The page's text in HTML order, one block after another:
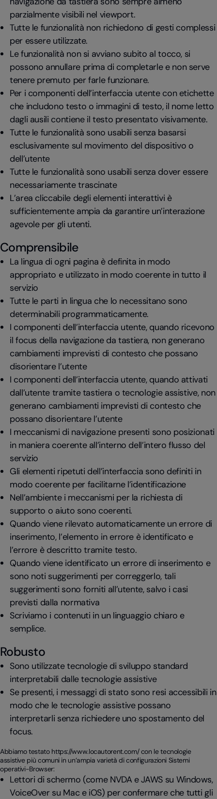
parzialmente visibili nel viewport.
Tutte le funzionalità non richiedono di gesti complessi
per essere utilizzate.
Le funzionalità non si avviano subito al tocco, si
possono annullare prima di completarle e non serve
tenere premuto per farle funzionare.
Per i componenti dell’interfaccia utente con etichette
che includono testo o immagini di testo, il nome letto
dagli ausili contiene il testo presentato visivamente.
Tutte le funzionalità sono usabili senza basarsi
esclusivamente sul movimento del dispositivo o
dell’utente
Tutte le funzionalità sono usabili senza dover essere
necessariamente trascinate
L’area cliccabile degli elementi interattivi è
sufficientemente ampia da garantire un’interazione
agevole per gli utenti.
Comprensibile
La lingua di ogni pagina è definita in modo
appropriato e utilizzato in modo coerente in tutto il
servizio
Tutte le parti in lingua che lo necessitano sono
determinabili programmaticamente.
I componenti dell’interfaccia utente, quando ricevono
il focus della navigazione da tastiera, non generano
cambiamenti imprevisti di contesto che possano
disorientare l’utente
I componenti dell’interfaccia utente, quando attivati
dall’utente tramite tastiera o tecnologie assistive, non
generano cambiamenti imprevisti di contesto che
possano disorientare l’utente
I meccanismi di navigazione presenti sono posizionati
in maniera coerente all’interno dell’intero flusso del
servizio
Gli elementi ripetuti dell’interfaccia sono definiti in
modo coerente per facilitarne l’identificazione
Nell’ambiente i meccanismi per la richiesta di
supporto o aiuto sono coerenti.
Quando viene rilevato automaticamente un errore di
inserimento, l’elemento in errore è identificato e
l’errore è descritto tramite testo.
Quando viene identificato un errore di inserimento e
sono noti suggerimenti per correggerlo, tali
suggerimenti sono forniti all’utente, salvo i casi
previsti dalla normativa
Scriviamo i contenuti in un linguaggio chiaro e
semplice.
Robusto
Sono utilizzate tecnologie di sviluppo standard
interpretabili dalle tecnologie assistive
Se presenti, i messaggi di stato sono resi accessibili in
modo che le tecnologie assistive possano
interpretarli senza richiedere uno spostamento del
focus.
Abbiamo testato https://www.locautorent.com/ con le tecnologie
assistive più comuni in un’ampia varietà di configurazioni Sistemi
operativi-Browser:
Lettori di schermo (come NVDA e JAWS su Windows,
VoiceOver su Mac e iOS) per confermare che tutti gli